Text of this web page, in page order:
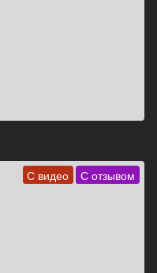
С видео С отзывом